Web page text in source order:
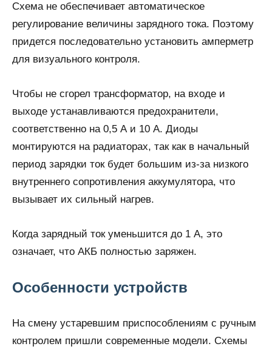
Схема не обеспечивает автоматическое
регулирование величины зарядного тока. Поэтому
придется последовательно установить амперметр
для визуального контроля.
Чтобы не сгорел трансформатор, на входе и
выходе устанавливаются предохранители,
соответственно на 0,5 А и 10 А. Диоды
монтируются на радиаторах, так как в начальный
период зарядки ток будет большим из-за низкого
внутреннего сопротивления аккумулятора, что
вызывает их сильный нагрев.
Когда зарядный ток уменьшится до 1 А, это
означает, что АКБ полностью заряжен.
Особенности устройств
На смену устаревшим приспособлениям с ручным
контролем пришли современные модели. Схемы